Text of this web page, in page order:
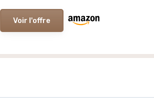
Voir l'offre